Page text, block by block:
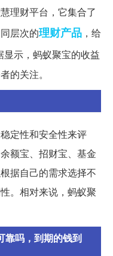
理财平台，它集合了
层次的理财产品 ，给
示，蚂蚁聚宝的收益
的关注。
定性和安全性来评
额宝、招财宝、基金
据自己的需求选择不
。相对来说，蚂蚁聚
靠吗，到期的钱到